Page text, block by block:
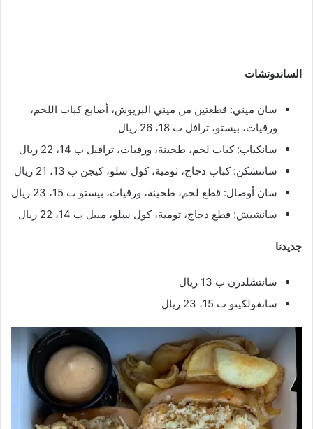
الساندوتشات
سان ميني: قطعتين من ميني البريوش، أصابع كباب اللحم،
ورقيات، بيستو، ترافل ب 18، 26 ريال
سانكباب: كباب لحم، طحينة، ورقيات، ترافيل ب 14، 22 ريال
سانتشكن: كباب دجاج، ثومية، كول سلو، كيجن ب 13، 21 ريال
سان أوصال: قطع لحم، طحينة، ورقيات، بيستو ب 15، 23 ريال
سانشيش: قطع دجاج، ثومية، كول سلو، ميبل ب 14، 22 ريال
جديدنا
سانتشلدرن ب 13 ريال
سانفولكينو ب 15، 23 ريال